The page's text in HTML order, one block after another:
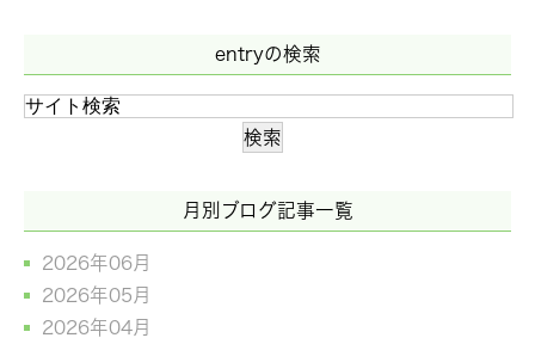
entryの検索
月別ブログ記事一覧
2026年06月
2026年05月
2026年04月